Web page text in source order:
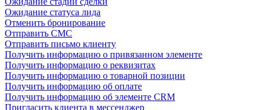
Ожидание статуса лида
Отменить бронирование
Отправить СМС
Отправить письмо клиенту
Получить информацию о привязанном элементе
Получить информацию о реквизитах
Получить информацию о товарной позиции
Получить информацию об оплате
Получить информацию об элементе CRM
Пригласить клиента в мессенджер